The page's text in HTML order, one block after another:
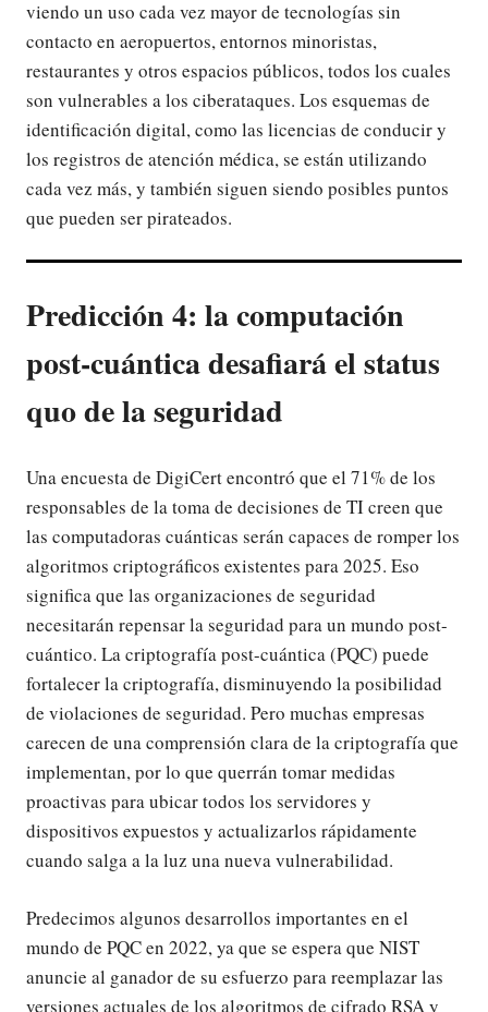
viendo un uso cada vez mayor de tecnologías sin
contacto en aeropuertos, entornos minoristas,
restaurantes y otros espacios públicos, todos los cuales
son vulnerables a los ciberataques. Los esquemas de
identificación digital, como las licencias de conducir y
los registros de atención médica, se están utilizando
cada vez más, y también siguen siendo posibles puntos
que pueden ser pirateados.
Predicción 4: la computación
post-cuántica desafiará el status
quo de la seguridad
Una encuesta de DigiCert encontró que el 71% de los
responsables de la toma de decisiones de TI creen que
las computadoras cuánticas serán capaces de romper los
algoritmos criptográficos existentes para 2025. Eso
significa que las organizaciones de seguridad
necesitarán repensar la seguridad para un mundo post-
cuántico. La criptografía post-cuántica (PQC) puede
fortalecer la criptografía, disminuyendo la posibilidad
de violaciones de seguridad. Pero muchas empresas
carecen de una comprensión clara de la criptografía que
implementan, por lo que querrán tomar medidas
proactivas para ubicar todos los servidores y
dispositivos expuestos y actualizarlos rápidamente
cuando salga a la luz una nueva vulnerabilidad.
Predecimos algunos desarrollos importantes en el
mundo de PQC en 2022, ya que se espera que NIST
anuncie al ganador de su esfuerzo para reemplazar las
versiones actuales de los algoritmos de cifrado RSA y